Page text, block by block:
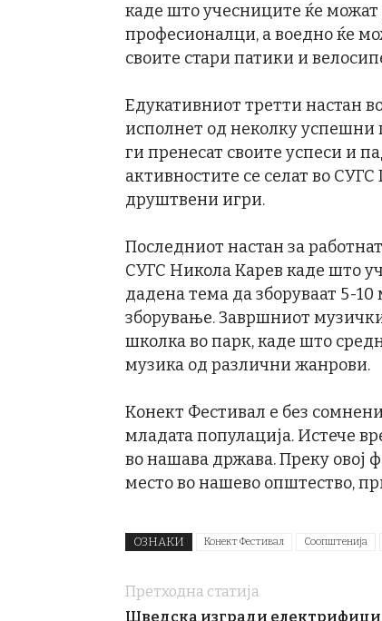
каде што учесниците ќе можат
професионалци, а воедно ќе
своите стари патики и
Едукативниот третти настан
исполнет од неколку успешни
ги пренесат своите успеси и
активностите се селат во СУГС
друштвени игри.
Последниот настан за
СУГС Никола Карев каде што
дадена тема да зборуваат 5-
зборување. Завршниот
школка во парк, каде што
музика од различни жанрови.
Конект Фестивал е без
младата популација. Истече
во нашава држава. Преку овој
место во нашево општество,
ОЗНАКИ Конект Фестивал Соопштенија
Претходна статија
Шведска изгради